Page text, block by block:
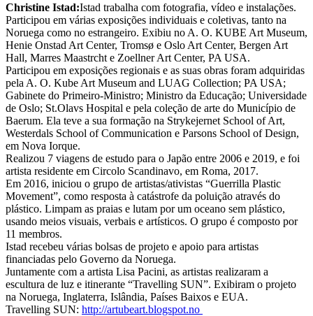
Christine Istad:Istad trabalha com fotografia, vídeo e instalações.
Participou em várias exposições individuais e coletivas, tanto na
Noruega como no estrangeiro. Exibiu no A. O. KUBE Art Museum,
Henie Onstad Art Center, Tromsø e Oslo Art Center, Bergen Art
Hall, Marres Maastrcht e Zoellner Art Center, PA USA.
Participou em exposições regionais e as suas obras foram adquiridas
pela A. O. Kube Art Museum and LUAG Collection; PA USA;
Gabinete do Primeiro-Ministro; Ministro da Educação; Universidade
de Oslo; St.Olavs Hospital e pela coleção de arte do Município de
Baerum. Ela teve a sua formação na Strykejernet School of Art,
Westerdals School of Communication e Parsons School of Design,
em Nova Iorque.
Realizou 7 viagens de estudo para o Japão entre 2006 e 2019, e foi
artista residente em Circolo Scandinavo, em Roma, 2017.
Em 2016, iniciou o grupo de artistas/ativistas “Guerrilla Plastic
Movement”, como resposta à catástrofe da poluição através do
plástico. Limpam as praias e lutam por um oceano sem plástico,
usando meios visuais, verbais e artísticos. O grupo é composto por
11 membros.
Istad recebeu várias bolsas de projeto e apoio para artistas
financiadas pelo Governo da Noruega.
Juntamente com a artista Lisa Pacini, as artistas realizaram a
escultura de luz e itinerante “Travelling SUN”. Exibiram o projeto
na Noruega, Inglaterra, Islândia, Países Baixos e EUA.
Travelling SUN: http://artubeart.blogspot.no